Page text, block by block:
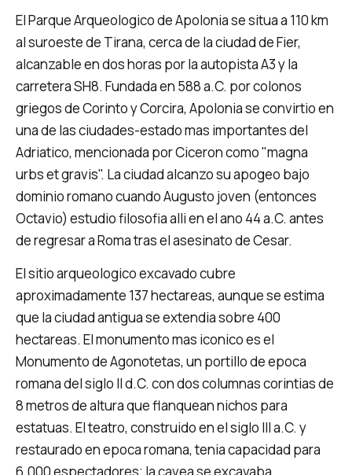
El Parque Arqueologico de Apolonia se situa a 110 km
al suroeste de Tirana, cerca de la ciudad de Fier,
alcanzable en dos horas por la autopista A3 y la
carretera SH8. Fundada en 588 a.C. por colonos
griegos de Corinto y Corcira, Apolonia se convirtio en
una de las ciudades-estado mas importantes del
Adriatico, mencionada por Ciceron como "magna
urbs et gravis". La ciudad alcanzo su apogeo bajo
dominio romano cuando Augusto joven (entonces
Octavio) estudio filosofia alli en el ano 44 a.C. antes
de regresar a Roma tras el asesinato de Cesar.
El sitio arqueologico excavado cubre
aproximadamente 137 hectareas, aunque se estima
que la ciudad antigua se extendia sobre 400
hectareas. El monumento mas iconico es el
Monumento de Agonotetas, un portillo de epoca
romana del siglo II d.C. con dos columnas corintias de
8 metros de altura que flanquean nichos para
estatuas. El teatro, construido en el siglo III a.C. y
restaurado en epoca romana, tenia capacidad para
6.000 espectadores; la cavea se excavaba